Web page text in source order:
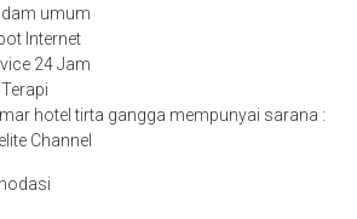
umum
Internet
24 Jam
hotel tirta gangga mempunyai sarana :
Channel